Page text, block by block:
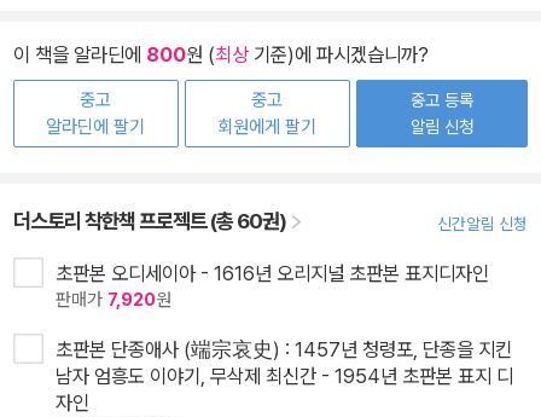
이 책을 알라딘에 800원 (최상기준)에 파시겠습니까?
중고
알라딘에 팔기
중고
회원에게 팔기
중고 등록
알림 신청
더스토리 착한책 프로젝트 (총 60권) 신간알림 신청
초판본 오디세이아 - 1616년 오리지널 초판본 표지디자인
판매가 7,920원
초판본 단종애사 (端宗哀史) : 1457년 청령포, 단종을 지킨
남자 엄흥도 이야기, 무삭제 최신간 - 1954년 초판본 표지 디
자인